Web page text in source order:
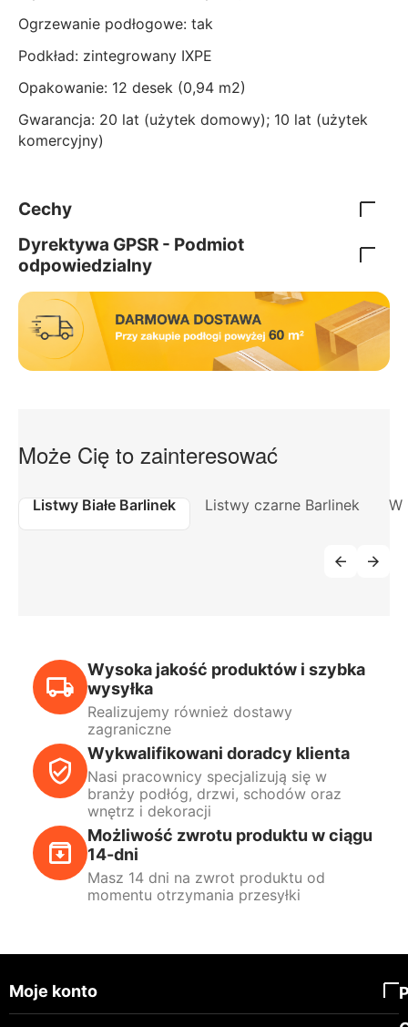
Ogrzewanie podłogowe: tak
Podkład: zintegrowany IXPE
Opakowanie: 12 desek (0,94 m2)
Gwarancja: 20 lat (użytek domowy); 10 lat (użytek
komercyjny)
Cechy
Dyrektywa GPSR - Podmiot
odpowiedzialny
Może Cię to zainteresować
Listwy Białe Barlinek Listwy czarne Barlinek W
Wysoka jakość produktów i szybka
wysyłka
Realizujemy również dostawy
zagraniczne
Wykwalifikowani doradcy klienta
Nasi pracownicy specjalizują się w
branży podłóg, drzwi, schodów oraz
wnętrz i dekoracji
Możliwość zwrotu produktu w ciągu
14-dni
Masz 14 dni na zwrot produktu od
momentu otrzymania przesyłki
Moje konto